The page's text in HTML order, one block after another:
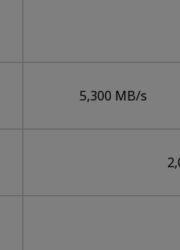
5,300 MB/s